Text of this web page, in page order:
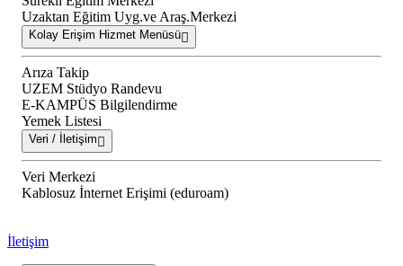
Uzaktan Eğitim Uyg.ve Araş.Merkezi
Kolay Erişim Hizmet Menüsü
Arıza Takip
UZEM Stüdyo Randevu
E-KAMPÜS Bilgilendirme
Yemek Listesi
Veri / İletişim
Veri Merkezi
Kablosuz İnternet Erişimi (eduroam)
İletişim